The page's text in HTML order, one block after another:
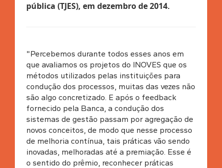
pública (TJES), em dezembro de 2014.
"Percebemos durante todos esses anos em
que avaliamos os projetos do INOVES que os
métodos utilizados pelas instituições para
condução dos processos, muitas das vezes não
são algo concretizado. E após o feedback
fornecido pela Banca, a condução dos
sistemas de gestão passam por agregação de
novos conceitos, de modo que nesse processo
de melhoria contínua, tais práticas vão sendo
inovadas, melhoradas até a premiação. Esse é
o sentido do prêmio, reconhecer práticas